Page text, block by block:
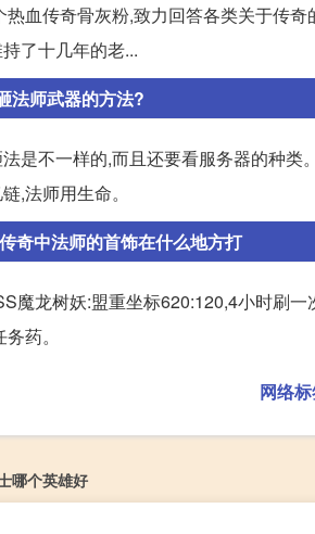
热血传奇骨灰粉,致力回答各类关于传
了十几年的老...
法师武器的方法?
是不一样的,而且还要看服务器的种
,法师用生命。
奇中法师的首饰在什么地方打
魔龙树妖:盟重坐标620:120,4小时刷
药。
网络标
哪个英雄好